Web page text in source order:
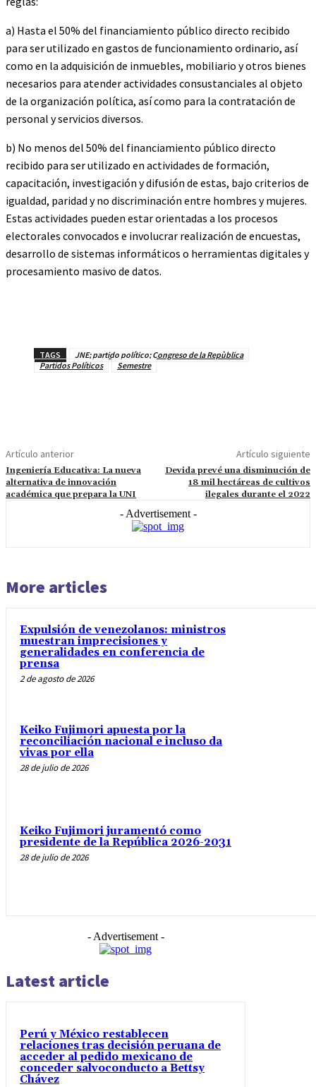
a) Hasta el 50% del financiamiento público directo recibido
para ser utilizado en gastos de funcionamiento ordinario, así
como en la adquisición de inmuebles, mobiliario y otros bienes
necesarios para atender actividades consustanciales al objeto
de la organización política, así como para la contratación de
personal y servicios diversos.
b) No menos del 50% del financiamiento público directo
recibido para ser utilizado en actividades de formación,
capacitación, investigación y difusión de estas, bajo criterios de
igualdad, paridad y no discriminación entre hombres y mujeres.
Estas actividades pueden estar orientadas a los procesos
electorales convocados e involucrar realización de encuestas,
desarrollo de sistemas informáticos o herramientas digitales y
procesamiento masivo de datos.
TAGS
JNE; partido político; Congreso de la Repùblica
Partidos Políticos
Semestre
Artículo anterior
Ingeniería Educativa: La nueva
alternativa de innovación
académica que prepara la UNI
Artículo siguiente
Devida prevé una disminución de
18 mil hectáreas de cultivos
ilegales durante el 2022
- Advertisement -
More articles
Expulsión de venezolanos: ministros
muestran imprecisiones y
generalidades en conferencia de
prensa
2 de agosto de 2026
Keiko Fujimori apuesta por la
reconciliación nacional e incluso da
vivas por ella
28 de julio de 2026
Keiko Fujimori juramentó como
presidente de la República 2026-2031
28 de julio de 2026
- Advertisement -
Latest article
Perú y México restablecen
relaciones tras decisión peruana de
acceder al pedido mexicano de
conceder salvoconducto a Bettsy
Chávez